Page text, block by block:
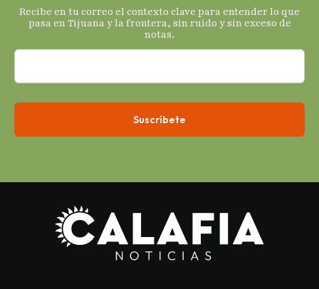
Recibe en tu correo el contexto clave para entender lo que
pasa en Tijuana y la frontera, sin ruido y sin exceso de
notas.